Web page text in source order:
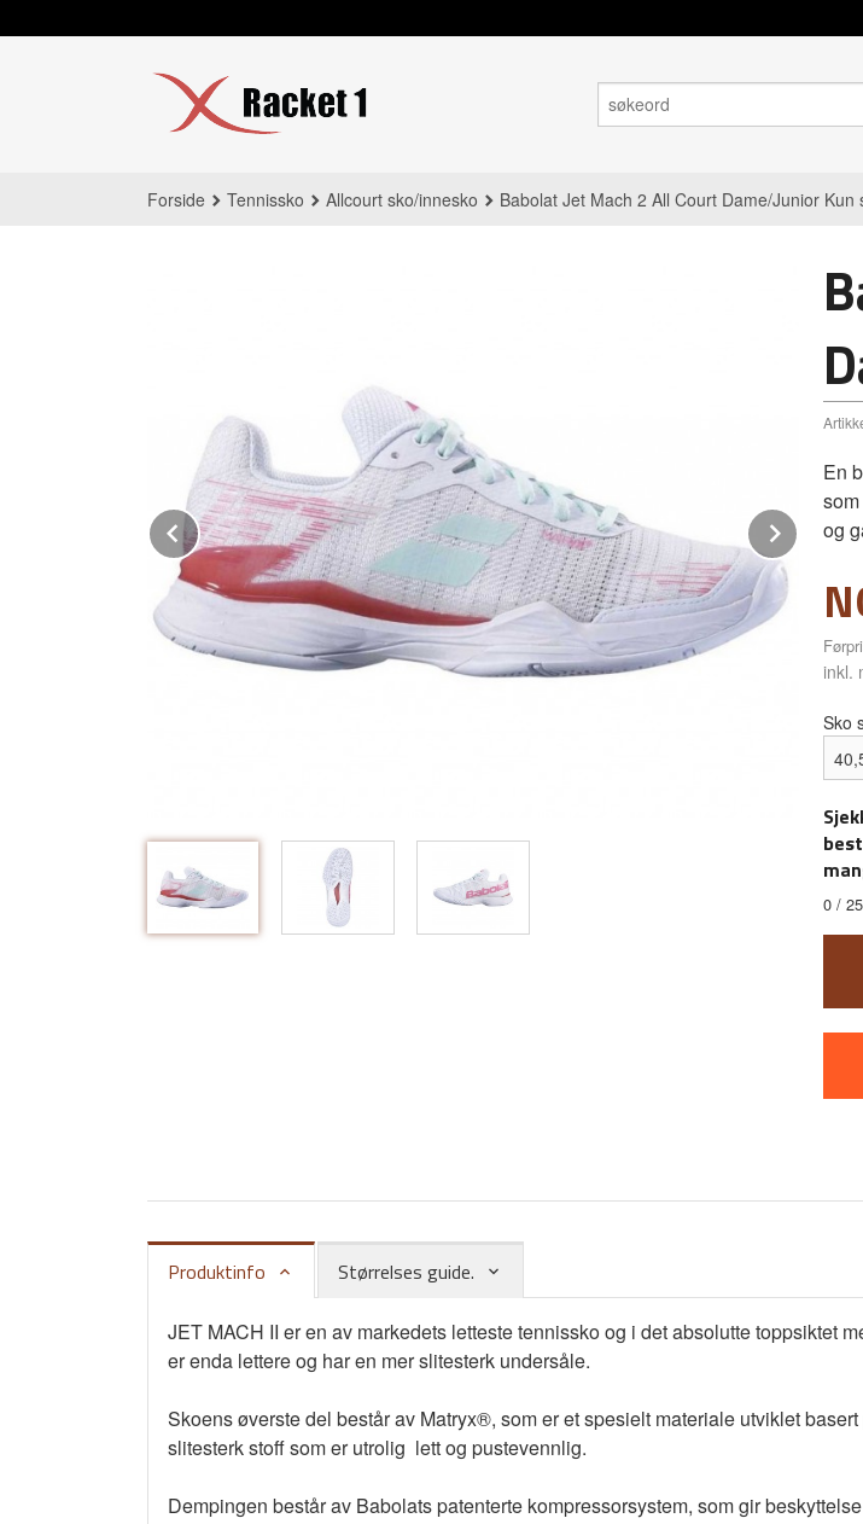
til
Forside Tennissko Allcourt sko/innesko Babolat Jet Mach 2 All Court Dame/Junior Kun
Prev Next
En
og
inkl.
Sko
0 /
Produktinfo Størrelses guide.
JET MACH II er en av markedets letteste tennissko og i det absolutte toppsiktet
er enda lettere og har en mer slitesterk undersåle.
Skoens øverste del består av Matryx®, som er et spesielt materiale utviklet
slitesterk stoff som er utrolig lett og pustevennlig.
Dempingen består av Babolats patenterte kompressorsystem, som gir